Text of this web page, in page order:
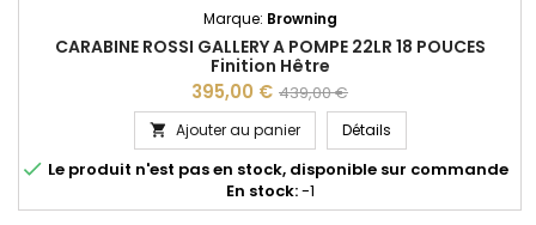
Marque: Browning
CARABINE ROSSI GALLERY A POMPE 22LR 18 POUCES
Finition Hêtre
395,00 € 439,00 €
 Ajouter au panier DétailsCARABINE ROSSI
 Le produit n'est pas en stock, disponible sur commande
En stock:-1